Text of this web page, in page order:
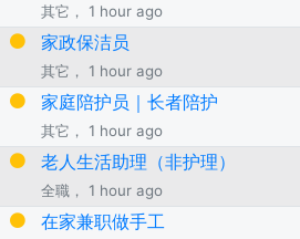
其它， 1 hour ago
家政保洁员
其它， 1 hour ago
家庭陪护员｜长者陪护
其它， 1 hour ago
老人生活助理（非护理）
全職， 1 hour ago
在家兼职做手工